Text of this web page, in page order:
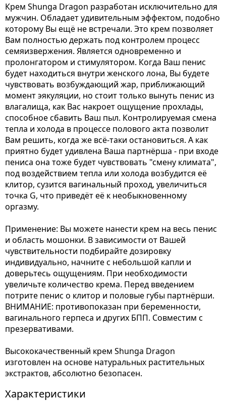
Крем Shunga Dragon разработан исключительно для
мужчин. Обладает удивительным эффектом, подобно
которому Вы ещё не встречали. Это крем позволяет
Вам полностью держать под контролем процесс
семяизвержения. Является одновременно и
пролонгатором и стимулятором. Когда Ваш пенис
будет находиться внутри женского лона, Вы будете
чувствовать возбуждающий жар, приближающий
момент эякуляции, но стоит только вынуть пенис из
влагалища, как Вас накроет ощущение прохлады,
способное сбавить Ваш пыл. Контролируемая смена
тепла и холода в процессе полового акта позволит
Вам решить, когда же всё-таки остановиться. А как
приятно будет удивлена Ваша партнёрша - при входе
пениса она тоже будет чувствовать "смену климата",
под воздействием тепла или холода возбудится её
клитор, сузится вагинальный проход, увеличиться
точка G, что приведёт её к необыкновенному
оргазму.
Применение: Вы можете нанести крем на весь пенис
и область мошонки. В зависимости от Вашей
чувствительности подбирайте дозировку
индивидуально, начните с небольшой капли и
доверьтесь ощущениям. При необходимости
увеличьте количество крема. Перед введением
потрите пенис о клитор и половые губы партнёрши.
ВНИМАНИЕ: противопоказан при беременности,
вагинального герпеса и других БПП. Совместим с
презервативами.
Высококачественный крем Shunga Dragon
изготовлен на основе натуральных растительных
экстрактов, абсолютно безопасен.
Характеристики